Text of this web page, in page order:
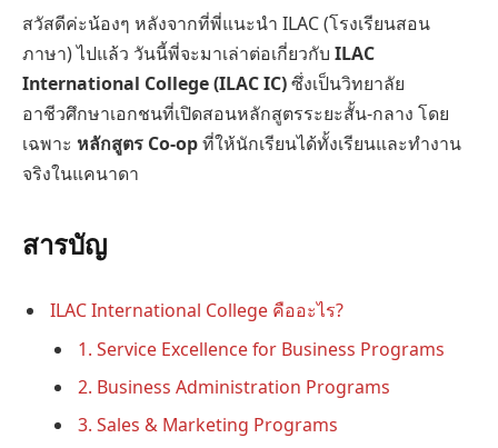
สวัสดีค่ะน้องๆ หลังจากที่พี่แนะนำ ILAC (โรงเรียนสอน
ภาษา) ไปแล้ว วันนี้พี่จะมาเล่าต่อเกี่ยวกับ ILAC
International College (ILAC IC)ซึ่งเป็นวิทยาลัย
อาชีวศึกษาเอกชนที่เปิดสอนหลักสูตรระยะสั้น-กลาง โดย
เฉพาะ หลักสูตร Co-opที่ให้นักเรียนได้ทั้งเรียนและทำงาน
จริงในแคนาดา
สารบัญ
ILAC International College คืออะไร?
1. Service Excellence for Business Programs
2. Business Administration Programs
3. Sales & Marketing Programs